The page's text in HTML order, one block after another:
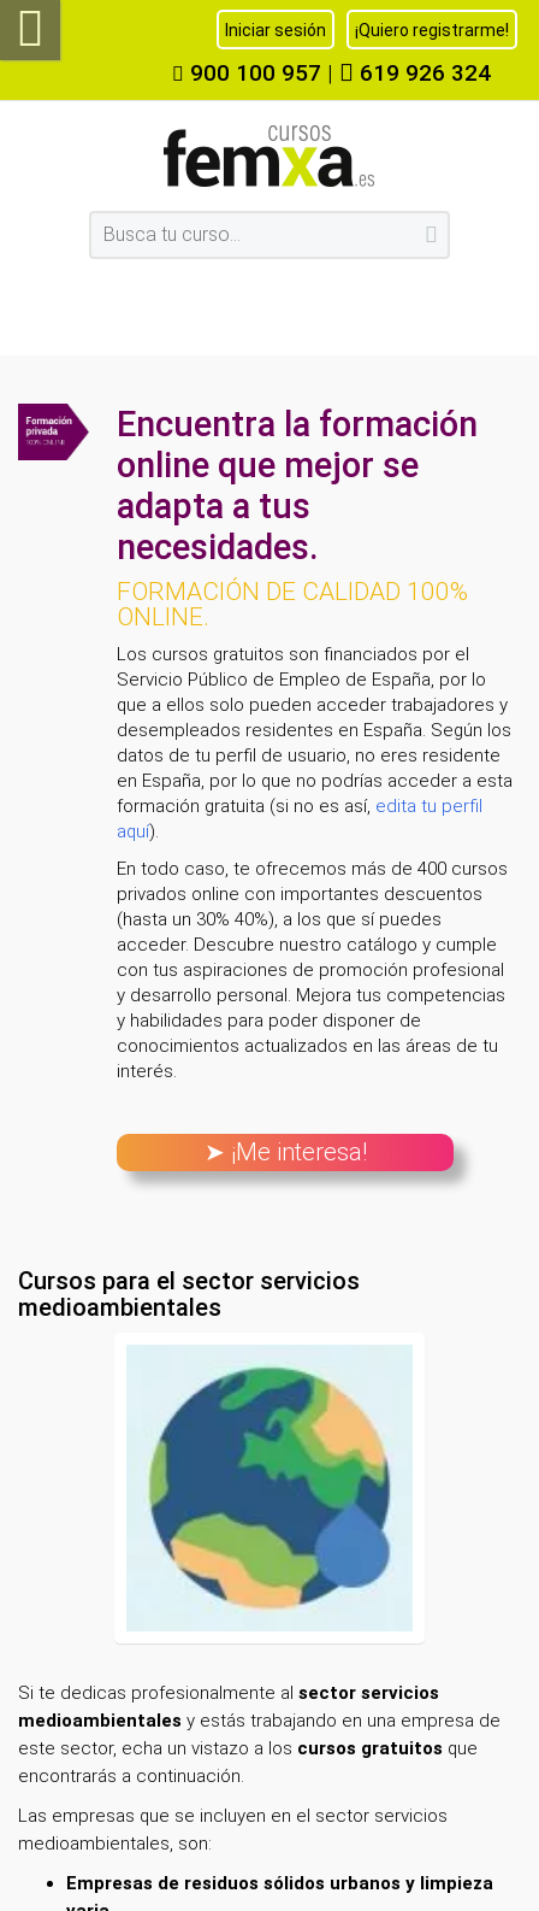
Iniciar sesión ¡Quiero registrarme!
900 100 957 | 619 926 324
Encuentra la formación
online que mejor se
adapta a tus
necesidades.
FORMACIÓN DE CALIDAD 100%
ONLINE.
Los cursos gratuitos son financiados por el
Servicio Público de Empleo de España, por lo
que a ellos solo pueden acceder trabajadores y
desempleados residentes en España. Según los
datos de tu perfil de usuario, no eres residente
en España, por lo que no podrías acceder a esta
formación gratuita (si no es así, edita tu perfil
aquí).
En todo caso, te ofrecemos más de 400 cursos
privados online con importantes descuentos
(hasta un 30% 40%), a los que sí puedes
acceder. Descubre nuestro catálogo y cumple
con tus aspiraciones de promoción profesional
y desarrollo personal. Mejora tus competencias
y habilidades para poder disponer de
conocimientos actualizados en las áreas de tu
interés.
➤ ¡Me interesa!
Cursos para el sector servicios
medioambientales
Si te dedicas profesionalmente al sector servicios
medioambientales y estás trabajando en una empresa de
este sector, echa un vistazo a los cursos gratuitos que
encontrarás a continuación.
Las empresas que se incluyen en el sector servicios
medioambientales, son:
Empresas de residuos sólidos urbanos y limpieza